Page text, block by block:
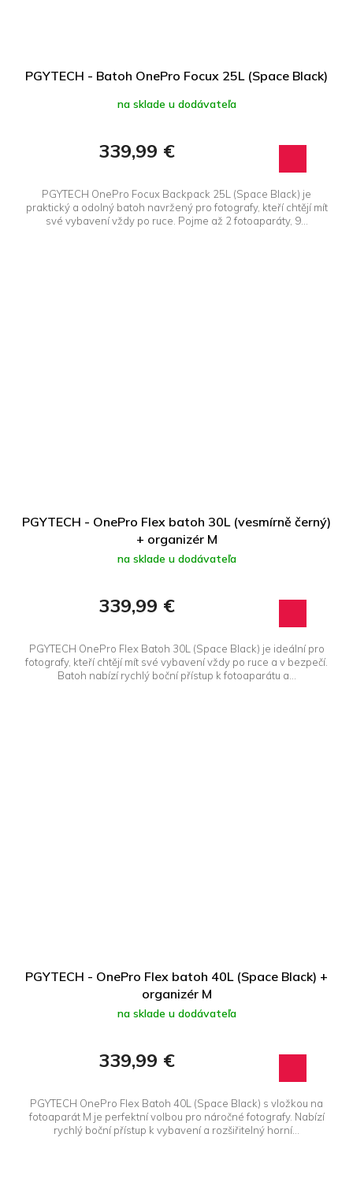
PGYTECH - Batoh OnePro Focux 25L (Space Black)
na sklade u dodávateľa
339,99 €
PGYTECH OnePro Focux Backpack 25L (Space Black) je
praktický a odolný batoh navržený pro fotografy, kteří chtějí mít
své vybavení vždy po ruce. Pojme až 2 fotoaparáty, 9...
PGYTECH - OnePro Flex batoh 30L (vesmírně černý)
+ organizér M
na sklade u dodávateľa
339,99 €
PGYTECH OnePro Flex Batoh 30L (Space Black) je ideální pro
fotografy, kteří chtějí mít své vybavení vždy po ruce a v bezpečí.
Batoh nabízí rychlý boční přístup k fotoaparátu a...
PGYTECH - OnePro Flex batoh 40L (Space Black) +
organizér M
na sklade u dodávateľa
339,99 €
PGYTECH OnePro Flex Batoh 40L (Space Black) s vložkou na
fotoaparát M je perfektní volbou pro náročné fotografy. Nabízí
rychlý boční přístup k vybavení a rozšiřitelný horní...